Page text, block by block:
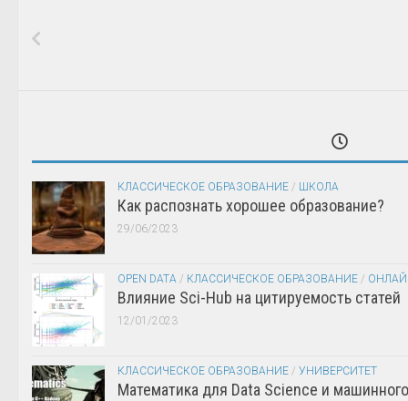
КЛАССИЧЕСКОЕ ОБРАЗОВАНИЕ / ШКОЛА
Как распознать хорошее образование?
29/06/2023
OPEN DATA / КЛАССИЧЕСКОЕ ОБРАЗОВАНИЕ /
Влияние Sci-Hub на цитируемость статей
12/01/2023
КЛАССИЧЕСКОЕ ОБРАЗОВАНИЕ / УНИВЕРСИТЕТ
Математика для Data Science и